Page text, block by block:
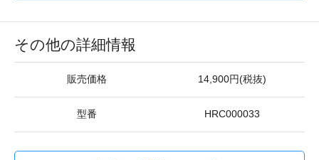
その他の詳細情報
販売価格 14,900円(税抜)
型番 HRC000033